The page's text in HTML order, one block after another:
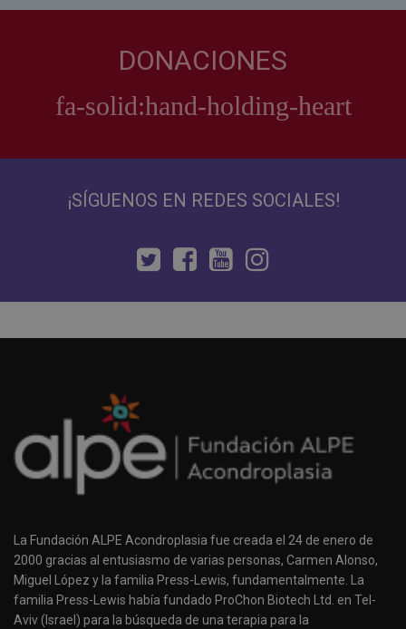
DONACIONES
¡SÍGUENOS EN REDES SOCIALES!
La Fundación ALPE Acondroplasia fue creada el 24 de enero de
2000 gracias al entusiasmo de varias personas, Carmen Alonso,
Miguel López y la familia Press-Lewis, fundamentalmente. La
familia Press-Lewis había fundado ProChon Biotech Ltd. en Tel-
Aviv (Israel) para la búsqueda de una terapia para la